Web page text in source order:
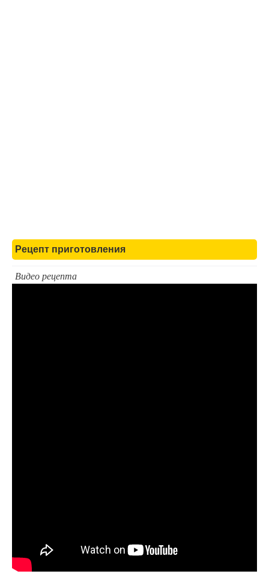
Рецепт приготовления
Видео рецепта